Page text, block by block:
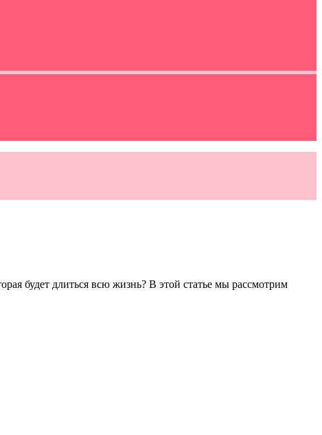
будет длиться всю жизнь? В этой статье мы рассмотрим